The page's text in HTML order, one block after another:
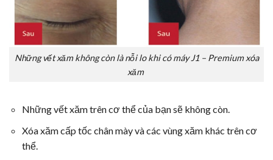
Những vết xăm không còn là nỗi lo khi có máy J1 – Premium xóa
xăm
Những vết xăm trên cơ thể của bạn sẽ không còn.
Xóa xăm cấp tốc chân mày và các vùng xăm khác trên cơ
thể.